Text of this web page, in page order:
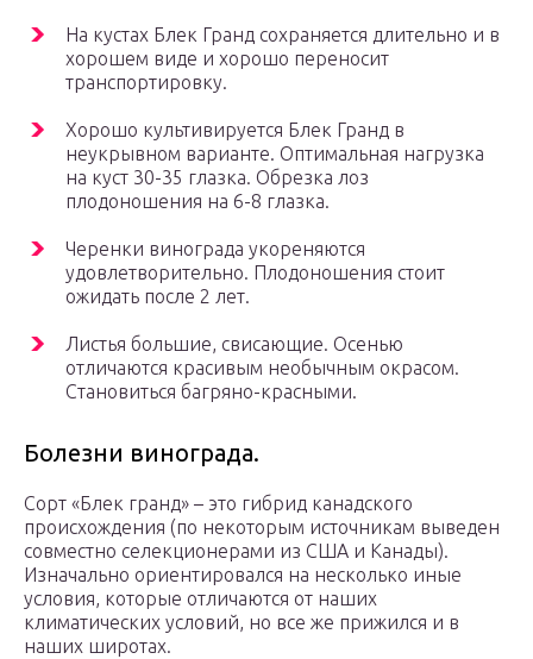
На кустах Блек Гранд сохраняется длительно и в
хорошем виде и хорошо переносит
транспортировку.
Хорошо культивируется Блек Гранд в
неукрывном варианте. Оптимальная нагрузка
на куст 30-35 глазка. Обрезка лоз
плодоношения на 6-8 глазка.
Черенки винограда укореняются
удовлетворительно. Плодоношения стоит
ожидать после 2 лет.
Листья большие, свисающие. Осенью
отличаются красивым необычным окрасом.
Становиться багряно-красными.
Болезни винограда.
Сорт «Блек гранд» – это гибрид канадского
происхождения (по некоторым источникам выведен
совместно селекционерами из США и Канады).
Изначально ориентировался на несколько иные
условия, которые отличаются от наших
климатических условий, но все же прижился и в
наших широтах.